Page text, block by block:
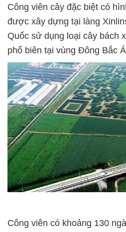
Công viên cây đặc biệt có
được xây dựng tại làng
Quốc sử dụng loại cây bách
phổ biên tại vùng Đông Bắc
Công viên có khoảng 130